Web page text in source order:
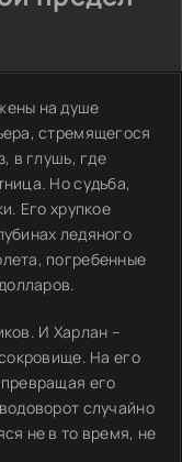
на душе
стремящегося
в глушь, где
Но судьба,
Его хрупкое
ледяного
погребенные
И Харлан –
На его
его
случайно
не в то время, не